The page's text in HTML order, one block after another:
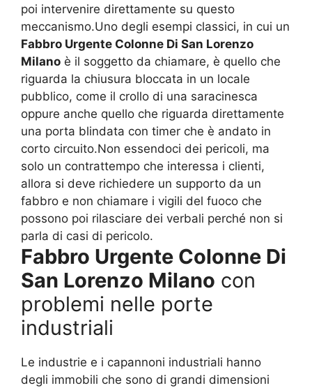
poi intervenire direttamente su questo
meccanismo.Uno degli esempi classici, in cui un
Fabbro Urgente Colonne Di San Lorenzo
Milano è il soggetto da chiamare, è quello che
riguarda la chiusura bloccata in un locale
pubblico, come il crollo di una saracinesca
oppure anche quello che riguarda direttamente
una porta blindata con timer che è andato in
corto circuito.Non essendoci dei pericoli, ma
solo un contrattempo che interessa i clienti,
allora si deve richiedere un supporto da un
fabbro e non chiamare i vigili del fuoco che
possono poi rilasciare dei verbali perché non si
parla di casi di pericolo.
Fabbro Urgente Colonne Di
San Lorenzo Milano con
problemi nelle porte
industriali
Le industrie e i capannoni industriali hanno
degli immobili che sono di grandi dimensioni